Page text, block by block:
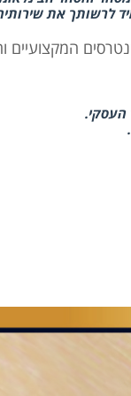
לרשותך את
המקצועיים
העסקי.